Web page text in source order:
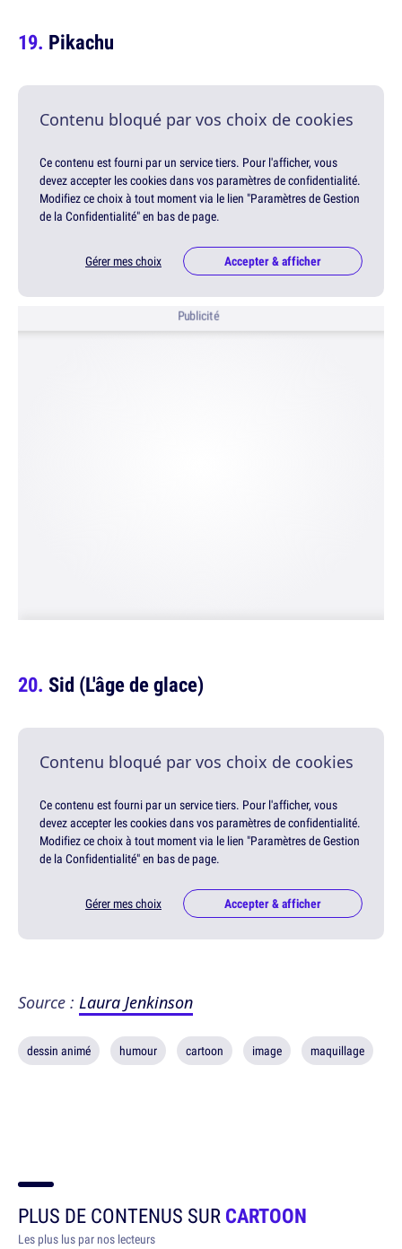
Pikachu
Contenu bloqué par vos choix de cookies
Ce contenu est fourni par un service tiers. Pour l'afficher, vous
devez accepter les cookies dans vos paramètres de confidentialité.
Modifiez ce choix à tout moment via le lien "Paramètres de Gestion
de la Confidentialité" en bas de page.
Gérer mes choix Accepter & afficher
Publicité
Sid (L'âge de glace)
Contenu bloqué par vos choix de cookies
Ce contenu est fourni par un service tiers. Pour l'afficher, vous
devez accepter les cookies dans vos paramètres de confidentialité.
Modifiez ce choix à tout moment via le lien "Paramètres de Gestion
de la Confidentialité" en bas de page.
Gérer mes choix Accepter & afficher
Source : Laura Jenkinson
dessin animé humour cartoon image maquillage
PLUS DE CONTENUS SURCARTOON
Les plus lus par nos lecteurs